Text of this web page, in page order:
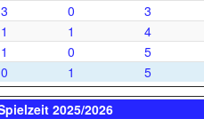
3 0 3
1 1 4
1 0 5
0 1 5
2025/2026